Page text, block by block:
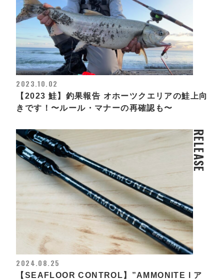
2023.10.02
【2023 鮭】釣果報告 オホーツクエリアの鮭上向
きです！〜ルール・マナーの再確認も〜
RELEASE
2024.08.25
【SEAFLOOR CONTROL】”AMMONITE l ア